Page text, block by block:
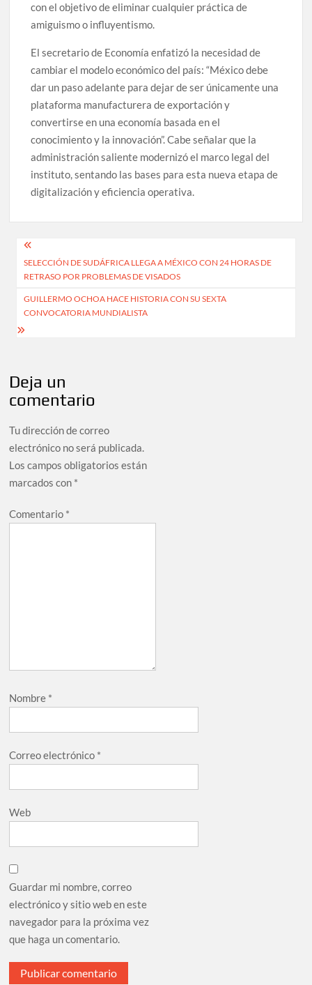
con el objetivo de eliminar cualquier práctica de
amiguismo o influyentismo.
El secretario de Economía enfatizó la necesidad de
cambiar el modelo económico del país: “México debe
dar un paso adelante para dejar de ser únicamente una
plataforma manufacturera de exportación y
convertirse en una economía basada en el
conocimiento y la innovación”. Cabe señalar que la
administración saliente modernizó el marco legal del
instituto, sentando las bases para esta nueva etapa de
digitalización y eficiencia operativa.
Navegación
de
entradas
SELECCIÓN DE SUDÁFRICA LLEGA A MÉXICO CON 24 HORAS DE
RETRASO POR PROBLEMAS DE VISADOS
GUILLERMO OCHOA HACE HISTORIA CON SU SEXTA
CONVOCATORIA MUNDIALISTA
Deja un
comentario
Tu dirección de correo
electrónico no será publicada.
Los campos obligatorios están
marcados con *
Comentario *
Nombre *
Correo electrónico *
Web
Guardar mi nombre, correo
electrónico y sitio web en este
navegador para la próxima vez
que haga un comentario.